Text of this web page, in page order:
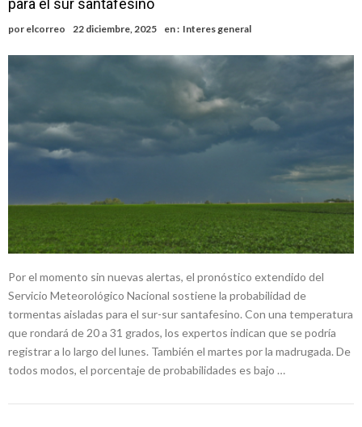
Firmat: “Codo a codo” lanza una campaña de recolección de
golosinas para agasajar a los niños en su día
Vuelve el básquet: este viernes arranca el Clausura con agenda
confirmada y planteles renovados
para el sur santafesino
por elcorreo 22 diciembre, 2025 en : Interes general
Por el momento sin nuevas alertas, el pronóstico extendido del
Servicio Meteorológico Nacional sostiene la probabilidad de
tormentas aisladas para el sur-sur santafesino. Con una temperatura
que rondará de 20 a 31 grados, los expertos indican que se podría
registrar a lo largo del lunes. También el martes por la madrugada. De
todos modos, el porcentaje de probabilidades es bajo …